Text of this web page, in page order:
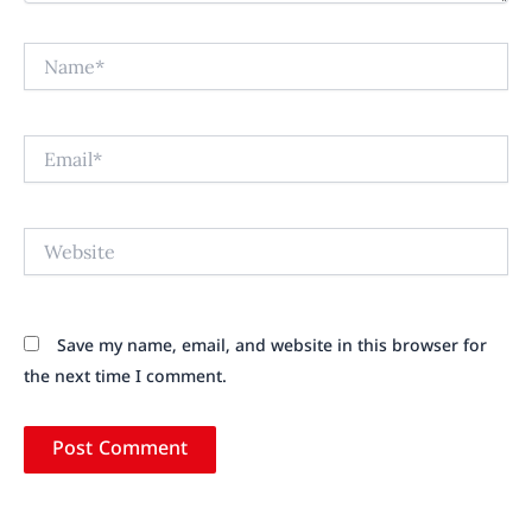
Save my name, email, and website in this browser for
the next time I comment.